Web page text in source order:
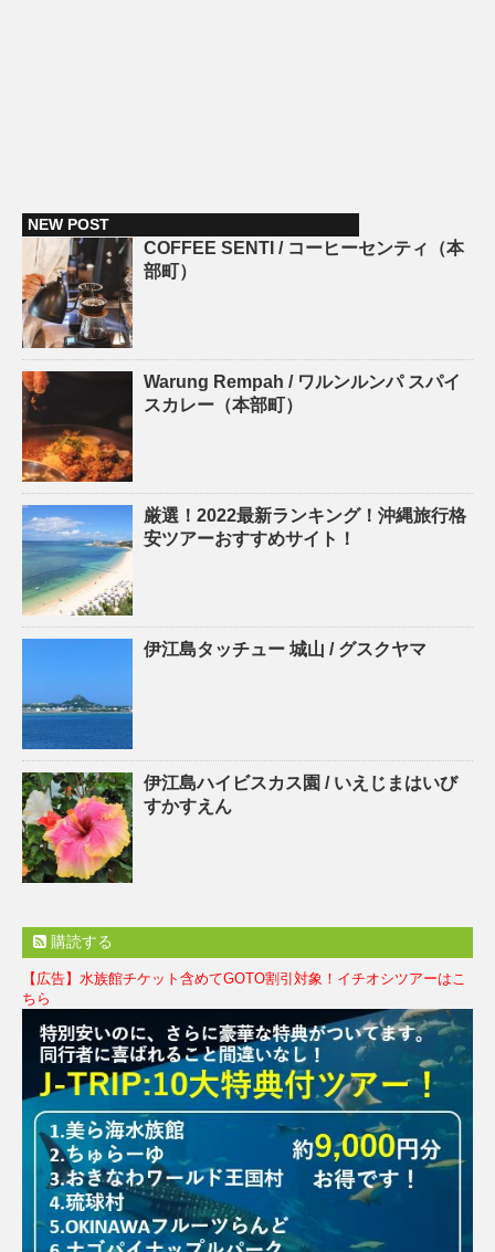
NEW POST
COFFEE SENTI / コーヒーセンティ（本
部町）
Warung Rempah / ワルンルンパ スパイ
スカレー（本部町）
厳選！2022最新ランキング！沖縄旅行格
安ツアーおすすめサイト！
伊江島タッチュー 城山 / グスクヤマ
伊江島ハイビスカス園 / いえじまはいび
すかすえん
購読する
【広告】水族館チケット含めてGOTO割引対象！イチオシツアーはこ
ちら